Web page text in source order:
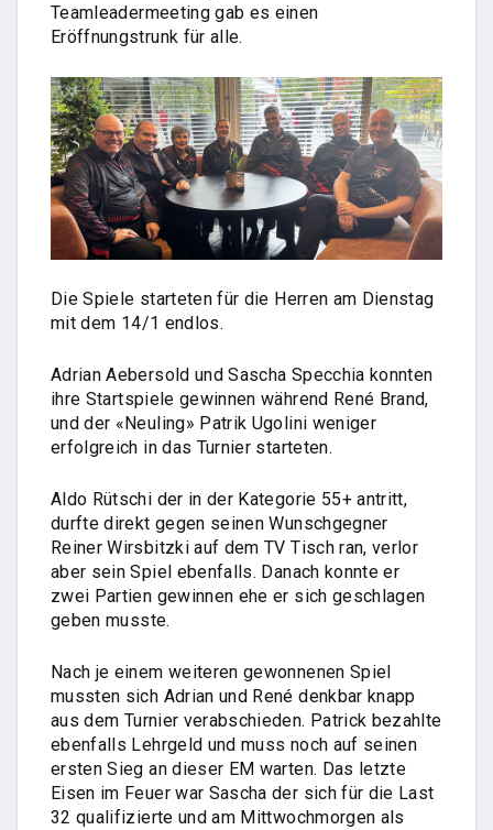
Teamleadermeeting gab es einen
Eröffnungstrunk für alle.
Die Spiele starteten für die Herren am Dienstag
mit dem 14/1 endlos.
Adrian Aebersold und Sascha Specchia konnten
ihre Startspiele gewinnen während René Brand,
und der «Neuling» Patrik Ugolini weniger
erfolgreich in das Turnier starteten.
Aldo Rütschi der in der Kategorie 55+ antritt,
durfte direkt gegen seinen Wunschgegner
Reiner Wirsbitzki auf dem TV Tisch ran, verlor
aber sein Spiel ebenfalls. Danach konnte er
zwei Partien gewinnen ehe er sich geschlagen
geben musste.
Nach je einem weiteren gewonnenen Spiel
mussten sich Adrian und René denkbar knapp
aus dem Turnier verabschieden. Patrick bezahlte
ebenfalls Lehrgeld und muss noch auf seinen
ersten Sieg an dieser EM warten. Das letzte
Eisen im Feuer war Sascha der sich für die Last
32 qualifizierte und am Mittwochmorgen als